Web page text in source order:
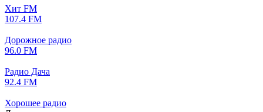
Хит FM
107.4 FM
Дорожное радио
96.0 FM
Радио Дача
92.4 FM
Хорошее радио